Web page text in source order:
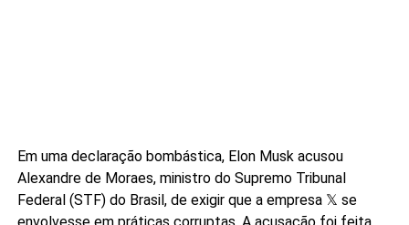
Em uma declaração bombástica, Elon Musk acusou
Alexandre de Moraes, ministro do Supremo Tribunal
Federal (STF) do Brasil, de exigir que a empresa 𝕏 se